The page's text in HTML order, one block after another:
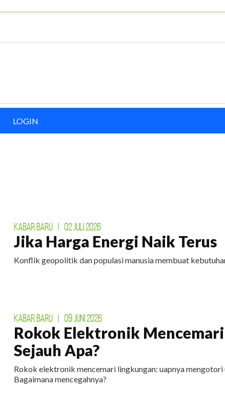
LOGIN
KABAR BARU | 02 JULI 2026
Jika Harga Energi Naik Terus
Konflik geopolitik dan populasi manusia membuat
KABAR BARU | 09 JUNI 2026
Rokok Elektronik
Sejauh Apa?
Rokok elektronik mencemari lingkungan: uapnya mengotori
Bagaimana mencegahnya?